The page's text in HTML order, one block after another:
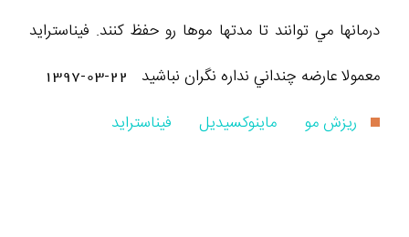
درمانها مي توانند تا مدتها موها رو حفظ كنند. فيناسترايد
معمولا عارضه چنداني نداره نگران نباشيد
1397-03-22
ریزش مو
ماینوکسیدیل فیناستراید